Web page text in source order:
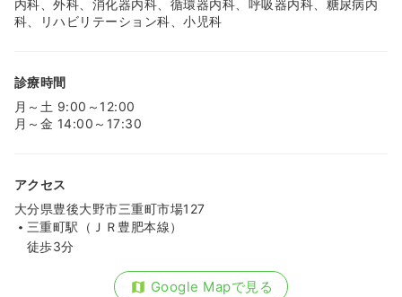
内科、外科、消化器内科、循環器内科、呼吸器内科、糖尿病内
科、リハビリテーション科、小児科
診療時間
月～土 9:00～12:00
月～金 14:00～17:30
アクセス
大分県豊後大野市三重町市場127
三重町駅（ＪＲ豊肥本線）
徒歩3分
Google Mapで見る